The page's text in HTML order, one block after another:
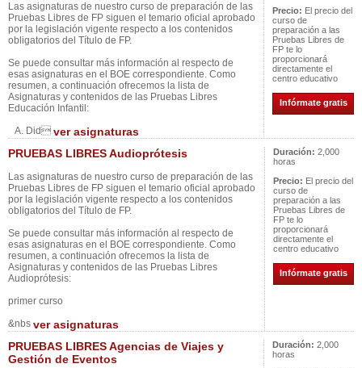
Las asignaturas de nuestro curso de preparación de las
Pruebas Libres de FP siguen el temario oficial aprobado
por la legislación vigente respecto a los contenidos
obligatorios del Título de FP.
Se puede consultar más información al respecto de
esas asignaturas en el BOE correspondiente. Como
resumen, a continuación ofrecemos la lista de
Asignaturas y contenidos de las Pruebas Libres
Educación Infantil:
A. Did ver asignaturas
Precio: El precio del
curso de
preparación a las
Pruebas Libres de
FP te lo
proporcionará
directamente el
centro educativo
Infórmate gratis
PRUEBAS LIBRES Audioprótesis
Las asignaturas de nuestro curso de preparación de las
Pruebas Libres de FP siguen el temario oficial aprobado
por la legislación vigente respecto a los contenidos
obligatorios del Título de FP.
Se puede consultar más información al respecto de
esas asignaturas en el BOE correspondiente. Como
resumen, a continuación ofrecemos la lista de
Asignaturas y contenidos de las Pruebas Libres
Audioprótesis:
primer curso
&nbs ver asignaturas
Duración: 2,000
horas
Precio: El precio del
curso de
preparación a las
Pruebas Libres de
FP te lo
proporcionará
directamente el
centro educativo
Infórmate gratis
PRUEBAS LIBRES Agencias de Viajes y
Gestión de Eventos
Duración: 2,000
horas